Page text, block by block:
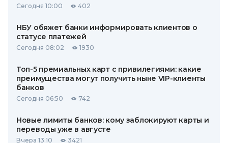
Сегодня 10:00 402
НБУ обяжет банки информировать клиентов о
статусе платежей
Сегодня 08:02 1930
Топ-5 премиальных карт с привилегиями: какие
преимущества могут получить ныне VIP-клиенты
банков
Сегодня 06:50 742
Новые лимиты банков: кому заблокируют карты и
переводы уже в августе
Вчера 13:10 3421